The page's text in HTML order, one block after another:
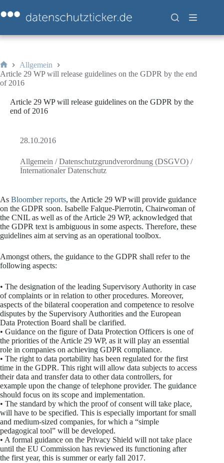
Inhalt
springen
Start
Allgemein
Article 29 WP will release guidelines on the GDPR by the end
of 2016
Article 29 WP will release guidelines on the GDPR by the
end of 2016
28.10.2016
Allgemein /Datenschutzgrundverordnung (DSGVO) /
Internationaler Datenschutz
As Bloomber reports, the Article 29 WP will provide guidance
on the GDPR soon. Isabelle Falque-Pierrotin, Chairwoman of
the CNIL as well as of the Article 29 WP, acknowledged that
the GDPR text is ambiguous in some aspects. Therefore, these
guidelines aim at serving as an operational toolbox.
Amongst others, the guidance to the GDPR shall refer to the
following aspects:
• The designation of the leading Supervisory Authority in case
of complaints or in relation to other procedures. Moreover,
aspects of the bilateral cooperation and competence to resolve
disputes by the Supervisory Authorities and the European
Data Protection Board shall be clarified.
• Guidance on the figure of Data Protection Officers is one of
the priorities of the Article 29 WP, as it will play an essential
role in companies on achieving GDPR compliance.
• The right to data portability has been regulated for the first
time in the GDPR. This right will allow data subjects to access
their data and transfer data to other data controllers, for
example upon the change of telephone provider. The guidance
should focus on its scope and implementation.
• The standard by which the proof of consent will take place,
will have to be specified. This is especially important for small
and medium-sized companies, for which a “simple
pedagogical tool” will be developed.
• A formal guidance on the Privacy Shield will not take place
until the EU Commission has reviewed its functioning after
the first year, this is summer or early fall 2017.